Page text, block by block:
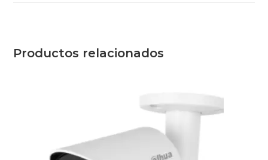
Productos relacionados